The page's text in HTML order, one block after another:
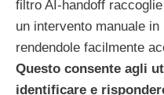
filtro AI-handoff
un intervento manuale
rendendole facilmente
Questo consente agli
identificare e